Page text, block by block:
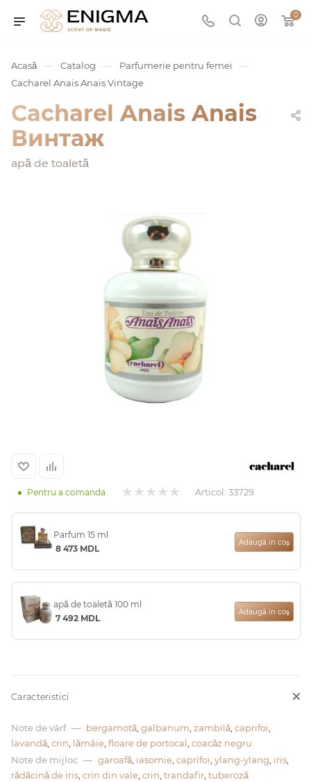
0
Acasă — Catalog — Parfumerie pentru femei —
Cacharel Anais Anais Vintage
Cacharel Anais Anais
Винтаж
apă de toaletă
Pentru a comanda Articol: 33729
Parfum 15 ml
8 473 MDL
Adaugă in coş
apă de toaletă 100 ml
7 492 MDL
Adaugă in coş
Caracteristici
Note de vârf — bergamotă galbanum zambilă caprifoi
lavandă crin lămâie floare de portocal coacăz negru
Note de mijloc — garoafă iasomie caprifoi ylang-ylang iris
rădăcină de iris crin din vale crin trandafir tuberoză